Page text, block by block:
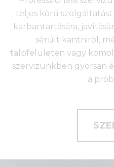
teljes körű
karbantartására,
sérült kantniról,
talpfelületen vagy
szervizünkben gyorsan
a